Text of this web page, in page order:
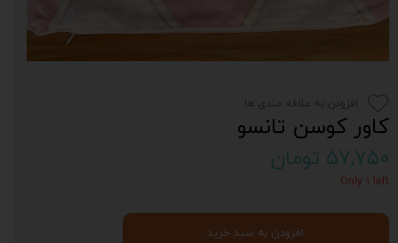
کاور کوسن تانسو
۵۷,۷۵۰ تومان
Only ۱ left
افزودن به سبد خرید
افزودن به علاقه مندی ها